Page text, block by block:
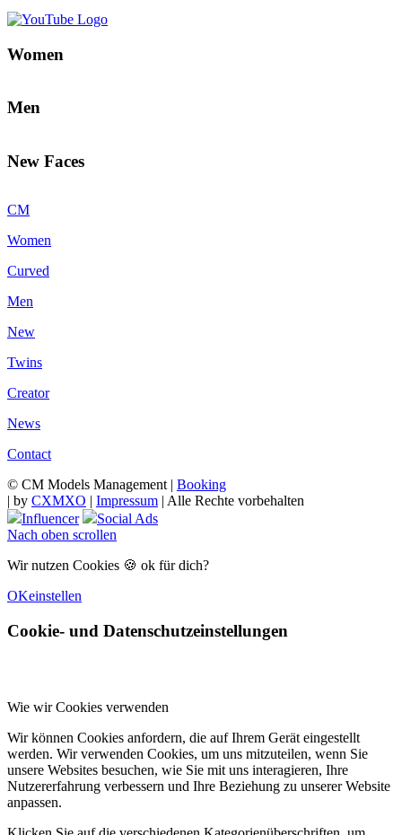
Women
Men
New Faces
CM
Women
Curved
Men
New
Twins
Creator
News
Contact
© CM Models Management | Booking
| by CXMXO | Impressum | Alle Rechte vorbehalten
Influencer
Social Ads
Nach oben scrollen
Wir nutzen Cookies 🍪 ok für dich?
OKeinstellen
Cookie- und Datenschutzeinstellungen
Wie wir Cookies verwenden
Wir können Cookies anfordern, die auf Ihrem Gerät eingestellt
werden. Wir verwenden Cookies, um uns mitzuteilen, wenn Sie
unsere Websites besuchen, wie Sie mit uns interagieren, Ihre
Nutzererfahrung verbessern und Ihre Beziehung zu unserer Website
anpassen.